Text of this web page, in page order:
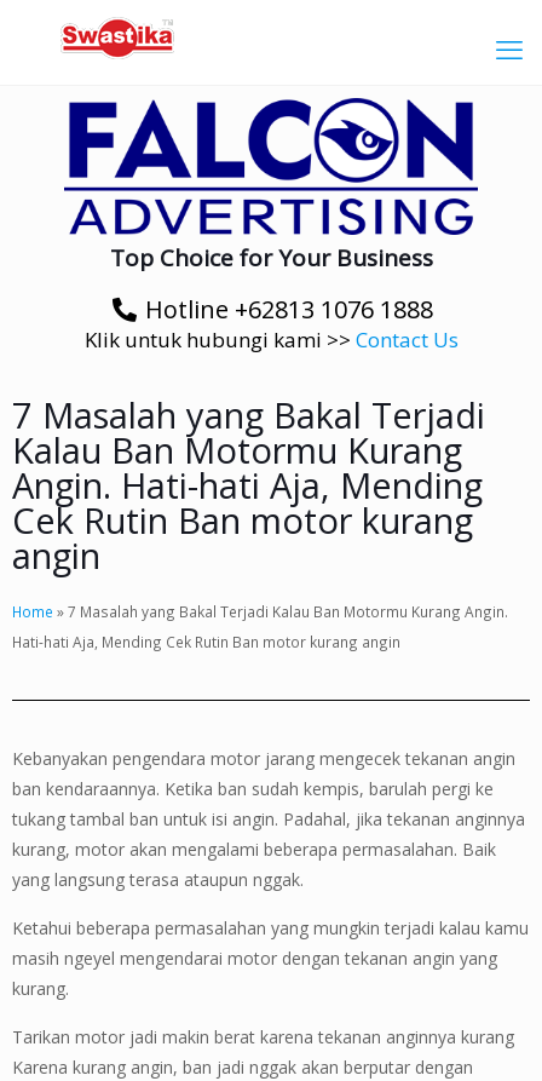
Top Choice for Your Business
Hotline +62813 1076 1888
Klik untuk hubungi kami >> Contact Us
7 Masalah yang Bakal Terjadi
Kalau Ban Motormu Kurang
Angin. Hati-hati Aja, Mending
Cek Rutin Ban motor kurang
angin
Home »7 Masalah yang Bakal Terjadi Kalau Ban Motormu Kurang Angin.
Hati-hati Aja, Mending Cek Rutin Ban motor kurang angin
Kebanyakan pengendara motor jarang mengecek tekanan angin
ban kendaraannya. Ketika ban sudah kempis, barulah pergi ke
tukang tambal ban untuk isi angin. Padahal, jika tekanan anginnya
kurang, motor akan mengalami beberapa permasalahan. Baik
yang langsung terasa ataupun nggak.
Ketahui beberapa permasalahan yang mungkin terjadi kalau kamu
masih ngeyel mengendarai motor dengan tekanan angin yang
kurang.
Tarikan motor jadi makin berat karena tekanan anginnya kurang
Karena kurang angin, ban jadi nggak akan berputar dengan